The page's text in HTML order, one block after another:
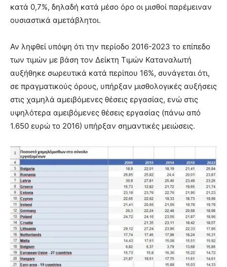
κατά 0,7%, δηλαδή κατά μέσο όρο οι μισθοί παρέμειναν
ουσιαστικά αμετάβλητοι.
Αν ληφθεί υπόψη ότι την περίοδο 2016-2023 το επίπεδο
των τιμών με βάση τον Δείκτη Τιμών Καταναλωτή
αυξήθηκε σωρευτικά κατά περίπου 16%, συνάγεται ότι,
σε πραγματικούς όρους, υπήρξαν μισθολογικές αυξήσεις
στις χαμηλά αμειβόμενες θέσεις εργασίας, ενώ στις
υψηλότερα αμειβόμενες θέσεις εργασίας (πάνω από
1.650 ευρώ το 2016) υπήρξαν σημαντικές μειώσεις.